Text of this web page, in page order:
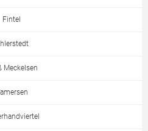
Fintel
Meckelsen